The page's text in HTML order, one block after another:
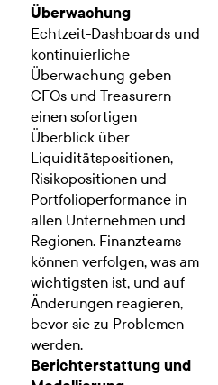
Überwachung
Echtzeit-Dashboards und
kontinuierliche
Überwachung geben
CFOs und Treasurern
einen sofortigen
Überblick über
Liquiditätspositionen,
Risikopositionen und
Portfolioperformance in
allen Unternehmen und
Regionen. Finanzteams
können verfolgen, was am
wichtigsten ist, und auf
Änderungen reagieren,
bevor sie zu Problemen
werden.
Berichterstattung und